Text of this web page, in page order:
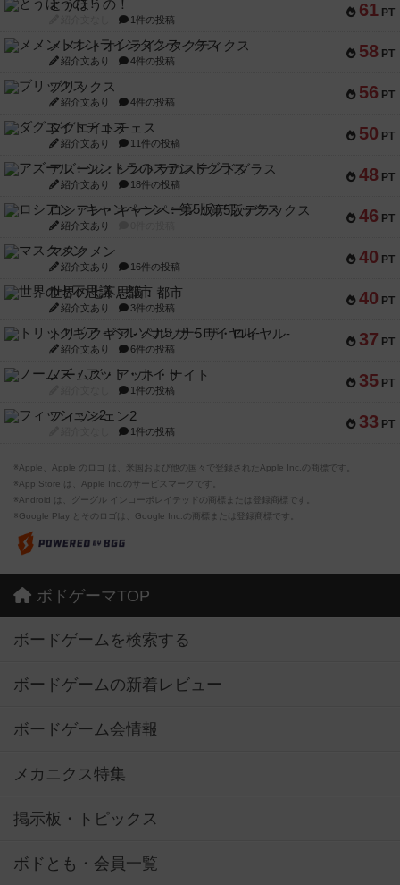
61 PT
とうほうの！
1件の投稿
58 PT
メメントオンラインタクティクス
紹介文あり 4件の投稿
56 PT
ブリックス
紹介文あり 4件の投稿
50 PT
ダグエイトチェス
紹介文あり 11件の投稿
48 PT
アズール：シントラのステンドグラス
紹介文あり 18件の投稿
46 PT
ロシアン・キャンペーン：第5版デラックス
紹介文あり
40 PT
マスクメン
紹介文あり 16件の投稿
40 PT
世界の七不思議：都市
紹介文あり 3件の投稿
37 PT
トリックギア - ペルソナ5 ザ・ロイヤル-
紹介文あり 6件の投稿
35 PT
ノームズ・アット・ナイト
1件の投稿
33 PT
フィッシェン2
1件の投稿
※Apple、Apple のロゴ は、米国および他の国々で登録されたApple Inc.の商標です。
※App Store は、Apple Inc.のサービスマークです。
※Android は、グーグル インコーポレイテッドの商標または登録商標です。
※Google Play とそのロゴは、Google Inc.の商標または登録商標です。
ボドゲーマTOP
ボードゲームを検索する
ボードゲームの新着レビュー
ボードゲーム会情報
メカニクス特集
掲示板・トピックス
ボドとも・会員一覧